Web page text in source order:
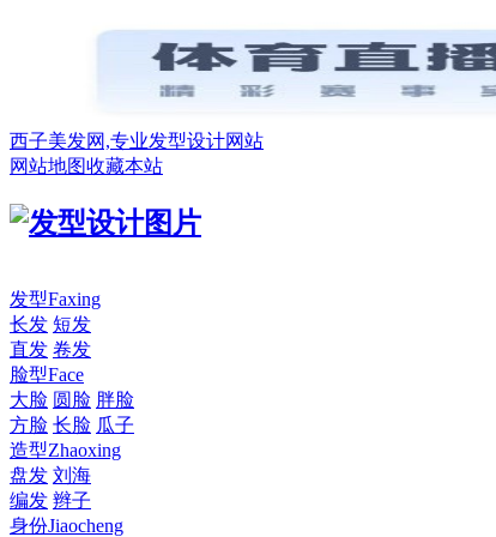
西子美发网,专业发型设计网站
网站地图收藏本站
发型Faxing
长发 短发
直发 卷发
脸型Face
大脸 圆脸 胖脸
方脸 长脸 瓜子
造型Zhaoxing
盘发 刘海
编发 辫子
身份Jiaocheng